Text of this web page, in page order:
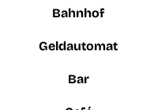
Bahnhof
Geldautomat
Bar